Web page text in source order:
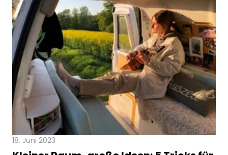
18. Juni 2023